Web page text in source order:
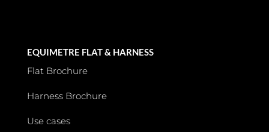
EQUIMETRE FLAT & HARNESS
Flat Brochure
Harness Brochure
Use cases